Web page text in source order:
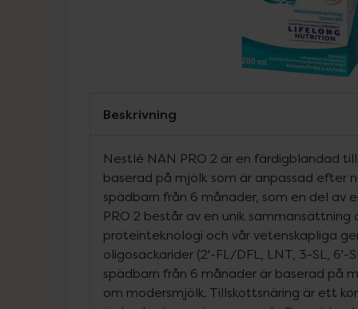
Beskrivning
Nestlé NAN PRO 2 är en färdigblandad
baserad på mjölk som är anpassad efter
spädbarn från 6 månader, som en del av
PRO 2 består av en unik sammansättning
proteinteknologi och vår vetenskapliga
oligosackarider (2'-FL/DFL, LNT, 3-SL, 6'-
spädbarn från 6 månader är baserad på
om modersmjölk. Tillskottsnäring är ett